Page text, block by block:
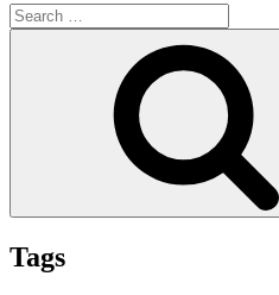
Search
for:
Tags